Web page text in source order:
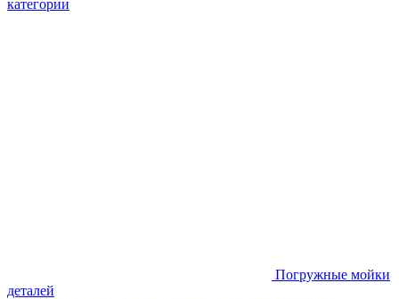
категории
Погружные мойки
деталей